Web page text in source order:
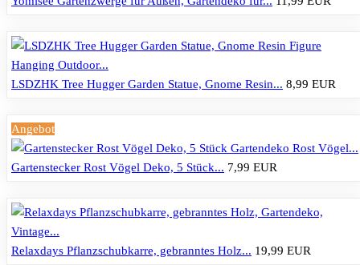
LSDZHK Tree Hugger Garden Statue, Gnome Resin... 8,99 EUR
Angebot
Gartenstecker Rost Vögel Deko, 5 Stück... 7,99 EUR
Relaxdays Pflanzschubkarre, gebranntes Holz... 19,99 EUR